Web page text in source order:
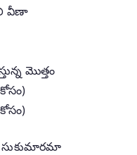
వీణా
మొత్తం
సుకుమారమా